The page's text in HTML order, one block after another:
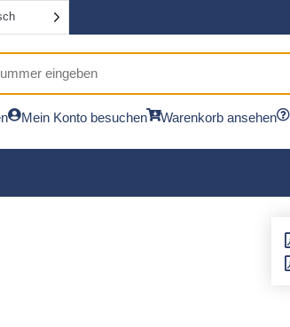
Mein Konto besuchen Warenkorb ansehen